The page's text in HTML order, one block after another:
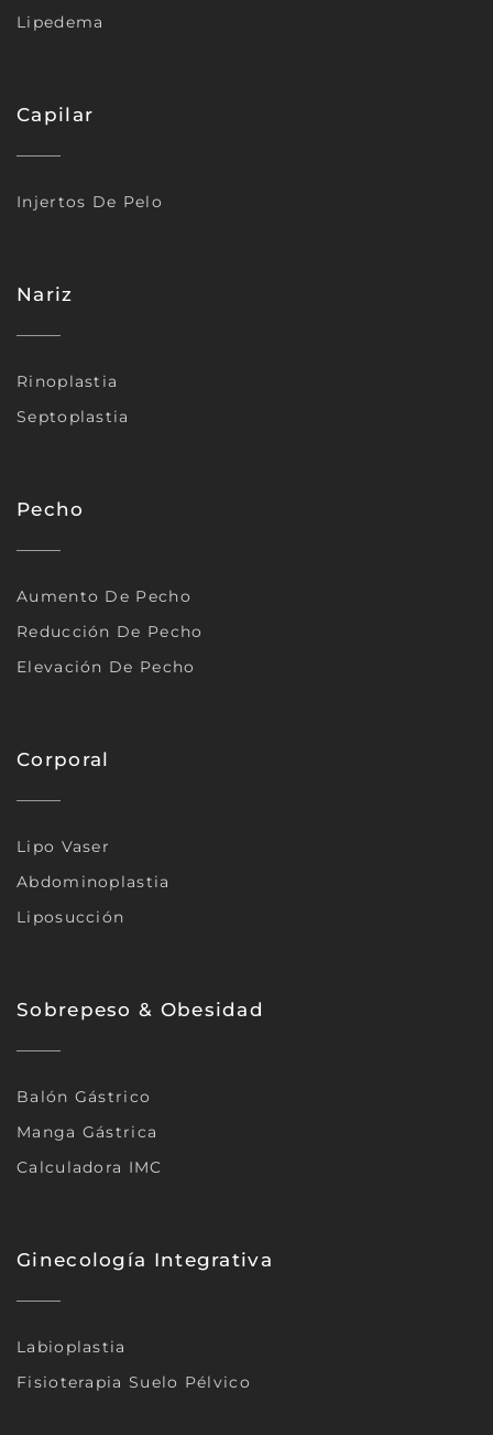
Lipedema
Capilar
Injertos De Pelo
Nariz
Rinoplastia
Septoplastia
Pecho
Aumento De Pecho
Reducción De Pecho
Elevación De Pecho
Corporal
Lipo Vaser
Abdominoplastia
Liposucción
Sobrepeso & Obesidad
Balón Gástrico
Manga Gástrica
Calculadora IMC
Ginecología Integrativa
Labioplastia
Fisioterapia Suelo Pélvico